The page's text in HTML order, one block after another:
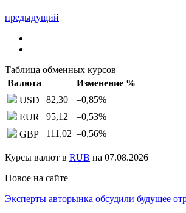
предыдущий
Таблица обменных курсов
Валюта
Изменение %
USD
82,30 –0,85%
EUR
95,12 –0,53%
GBP
111,02 –0,56%
Курсы валют в RUB на 07.08.2026
Новое на сайте
Эксперты авторынка обсудили будущее